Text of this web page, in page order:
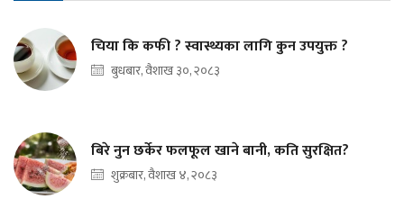
चिया कि कफी ? स्वास्थ्यका लागि कुन उपयुक्त ?
बुधबार, वैशाख ३०, २०८३
बिरे नुन छर्केर फलफूल खाने बानी, कति सुरक्षित?
शुक्रबार, वैशाख ४, २०८३